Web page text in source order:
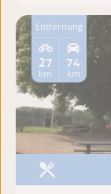
Entfernung
74
km
27
km